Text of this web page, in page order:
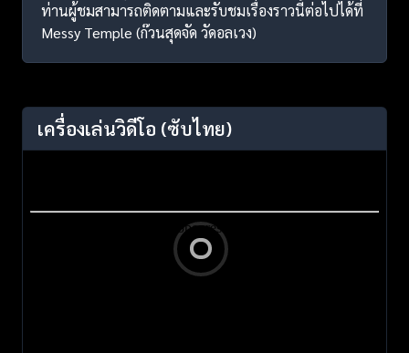
ท่านผู้ชมสามารถติดตามและรับชมเรื่องราวนี้ต่อไปได้ที่
Messy Temple (ก๊วนสุดจัด วัดอลเวง)
เครื่องเล่นวิดีโอ (ซับไทย)